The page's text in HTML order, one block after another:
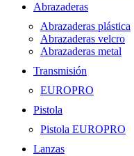
Abrazaderas
Abrazaderas plástica
Abrazaderas velcro
Abrazaderas metal
Transmisión
EUROPRO
Pistola
Pistola EUROPRO
Lanzas